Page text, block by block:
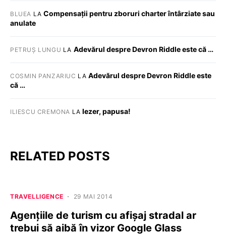
BLUEA LACompensații pentru zboruri charter întârziate sau
anulate
PETRUȘ LUNGU LA Adevărul despre Devron Riddle este că …
COSMIN PANZARIUC LA Adevărul despre Devron Riddle este
că …
ILIESCU CREMONA LA Iezer, papusa!
RELATED POSTS
TRAVELLIGENCE 29 MAI 2014
Agenţiile de turism cu afişaj stradal ar
trebui să aibă în vizor Google Glass